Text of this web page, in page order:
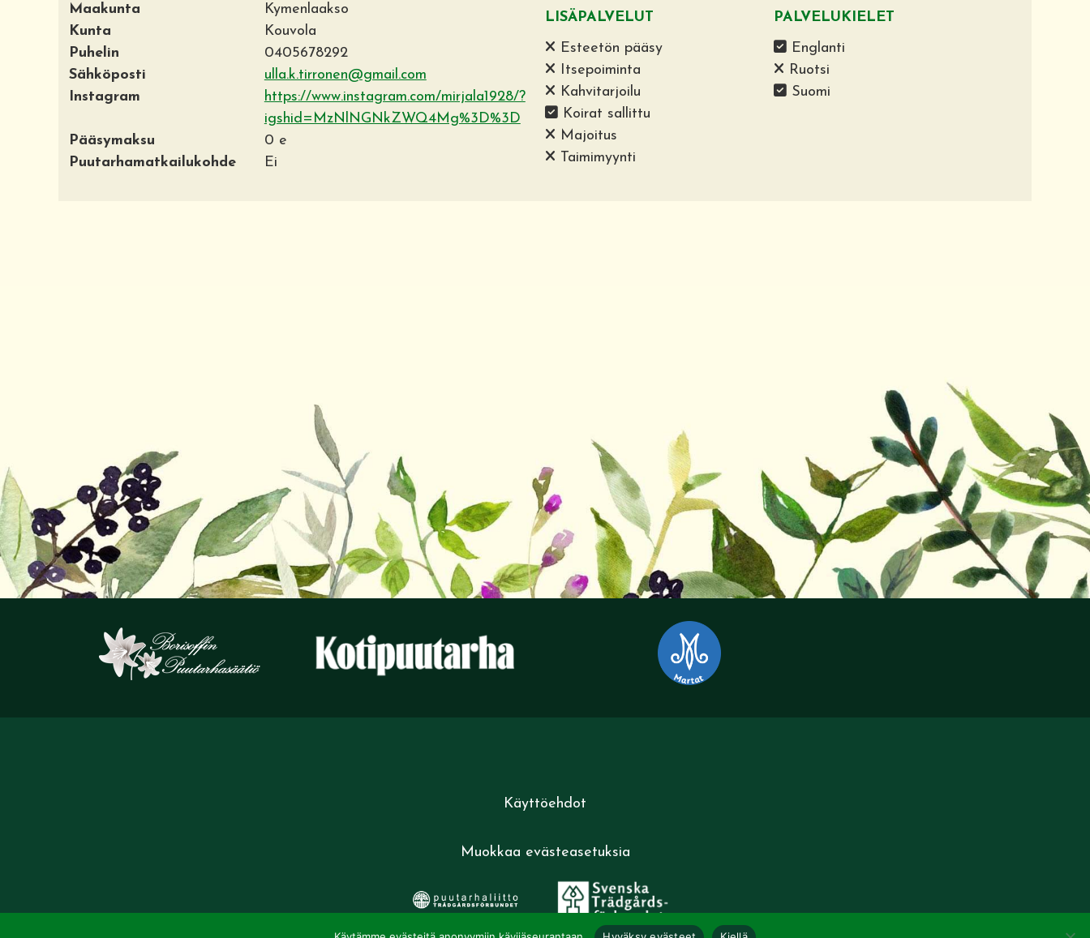
Maakunta
Kymenlaakso
Kunta
Kouvola
Puhelin
0405678292
Sähköposti
ulla.k.tirronen@gmail.com
Instagram
https://www.instagram.com/mirjala1928/?
igshid=MzNlNGNkZWQ4Mg%3D%3D
Pääsymaksu
0 e
Puutarhamatkailukohde
Ei
LISÄPALVELUT
Esteetön pääsy
Itsepoiminta
Kahvitarjoilu
Koirat sallittu
Majoitus
Taimimyynti
PALVELUKIELET
Englanti
Ruotsi
Suomi
Käyttöehdot
Muokkaa evästeasetuksia